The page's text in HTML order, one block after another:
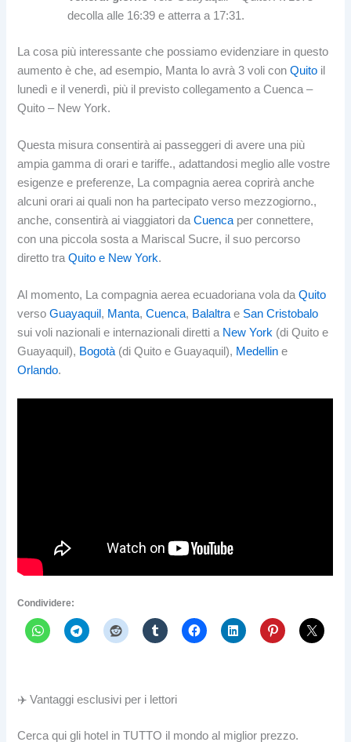
decolla alle 16:39 e atterra a 17:31.
La cosa più interessante che possiamo evidenziare in questo
aumento è che, ad esempio, Manta lo avrà 3 voli conQuito il
lunedì e il venerdì, più il previsto collegamento a Cuenca –
Quito – New York.
Questa misura consentirà ai passeggeri di avere una più
ampia gamma di orari e tariffe., adattandosi meglio alle vostre
esigenze e preferenze, La compagnia aerea coprirà anche
alcuni orari ai quali non ha partecipato verso mezzogiorno.,
anche, consentirà ai viaggiatori daCuenca per connettere,
con una piccola sosta a Mariscal Sucre, il suo percorso
diretto traQuito e New York.
Al momento, La compagnia aerea ecuadoriana vola daQuito
versoGuayaquil , Manta,Cuenca, Balaltrae San Cristobalo
sui voli nazionali e internazionali diretti a New York (di Quito e
Guayaquil), Bogotà(di Quito e Guayaquil), Medellin e
Orlando.
Condividere:
✈️ Vantaggi esclusivi per i lettori
Cerca qui gli hotel in TUTTO il mondo al miglior prezzo.